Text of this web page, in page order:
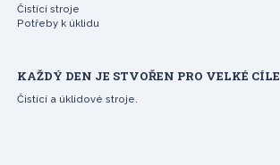
Čistící stroje
Potřeby k úklidu
KAŽDÝ DEN JE STVOŘEN PRO VELKÉ CÍLE
Čistící a úklidové stroje.